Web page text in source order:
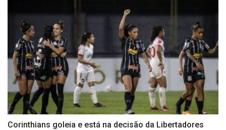
Corinthians goleia e está na decisão da Libertadores